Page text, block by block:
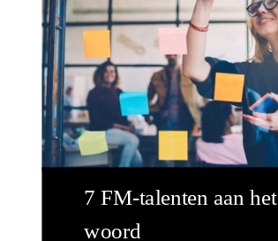
7 FM-talenten aan het
woord